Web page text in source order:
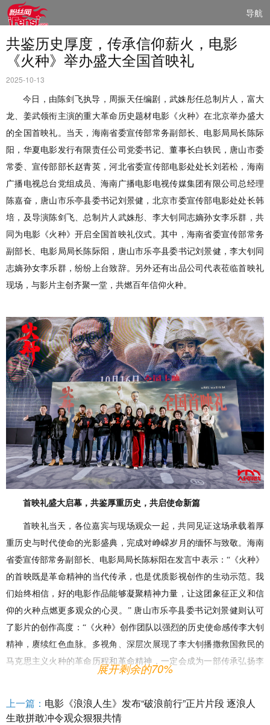
导航
共鉴历史厚度，传承信仰薪火，电影
《火种》举办盛大全国首映礼
2025-10-13
今日，由陈剑飞执导，周振天任编剧，武姝彤任总制片人，富大
龙、姜武领衔主演的重大革命历史题材电影《火种》在北京举办盛大
的全国首映礼。当天，海南省委宣传部常务副部长、电影局局长陈际
阳，华夏电影发行有限责任公司党委书记、董事长白轶民，唐山市委
常委、宣传部部长赵青英，河北省委宣传部电影处处长刘若松，海南
广播电视总台党组成员、海南广播电影电视传媒集团有限公司总经理
陈嘉奋，唐山市乐亭县委书记刘景健，北京市委宣传部电影处处长韩
培，及导演陈剑飞、总制片人武姝彤、李大钊同志嫡孙女李乐群，共
同为电影《火种》开启全国首映礼仪式。其中，海南省委宣传部常务
副部长、电影局局长陈际阳，唐山市乐亭县委书记刘景健，李大钊同
志嫡孙女李乐群，纷纷上台致辞。另外还有出品公司代表莅临首映礼
现场，与影片主创齐聚一堂，共燃百年信仰火种。
首映礼盛大启幕，共鉴厚重历史，共启使命新篇
首映礼当天，各位嘉宾与现场观众一起，共同见证这场承载着厚
重历史与时代使命的光影盛典，完成对峥嵘岁月的缅怀与致敬。海南
省委宣传部常务副部长、电影局局长陈标阳在发言中表示：“《火种》
的首映既是革命精神的当代传承，也是优质影视创作的生动示范。我
们始终相信，好的电影作品能够凝聚精神力量，让这团象征正义和信
仰的火种点燃更多观众的心灵。” 唐山市乐亭县委书记刘景健则认可
了影片的创作高度：“《火种》创作团队以强烈的历史使命感传李大钊
精神，赓续红色血脉。多视角、深层次展现了李大钊播撒救国救民的
马克思主义火种的革命历程和革命精神，一定会成为一部传承弘扬李
领导致辞结束后，一束追光引领全场目光聚焦于舞台中央，在场
嘉宾并肩而立，合力推动推杆，不仅为影片首映拉开大幕，亦是一场
展开剩余的70%
上一篇： 电影《浪浪人生》发布“破浪前行”正片片段 逐浪人
生敢拼敢冲令观众狠狠共情